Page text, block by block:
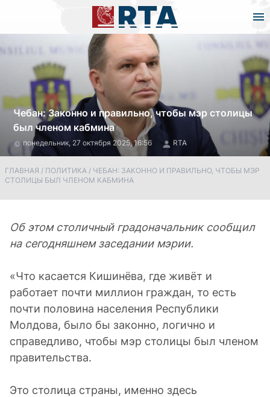
Чебан: Законно и правильно, чтобы мэр столицы
был членом кабмина
понедельник, 27 октября 2025, 16:56 RTA
ГЛАВНАЯ / ПОЛИТИКА / ЧЕБАН: ЗАКОННО И ПРАВИЛЬНО, ЧТОБЫ МЭР
СТОЛИЦЫ БЫЛ ЧЛЕНОМ КАБМИНА
Об этом столичный градоначальник сообщил
на сегодняшнем заседании мэрии.
«Что касается Кишинёва, где живёт и
работает почти миллион граждан, то есть
почти половина населения Республики
Молдова, было бы законно, логично и
справедливо, чтобы мэр столицы был членом
правительства.
Это столица страны, именно здесь